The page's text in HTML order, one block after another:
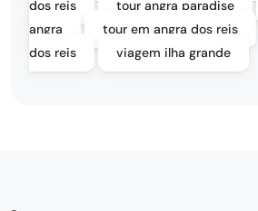
dos reis
tour angra paradise
angra
tour em angra dos reis
dos reis
viagem ilha grande